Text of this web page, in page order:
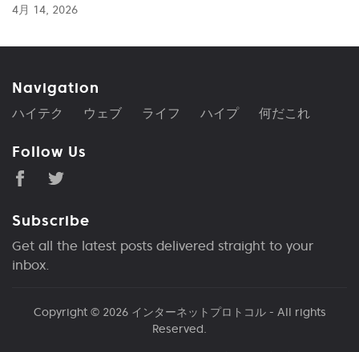
4月 14, 2026
Navigation
ハイテク ウェブ ライフ ハイプ 何だこれ
Follow Us
Subscribe
Get all the latest posts delivered straight to your
inbox.
Copyright © 2026 インターネットプロトコル- All rights
Reserved.